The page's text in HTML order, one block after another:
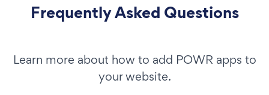
Frequently Asked Questions
Learn more about how to add POWR apps to
your website.